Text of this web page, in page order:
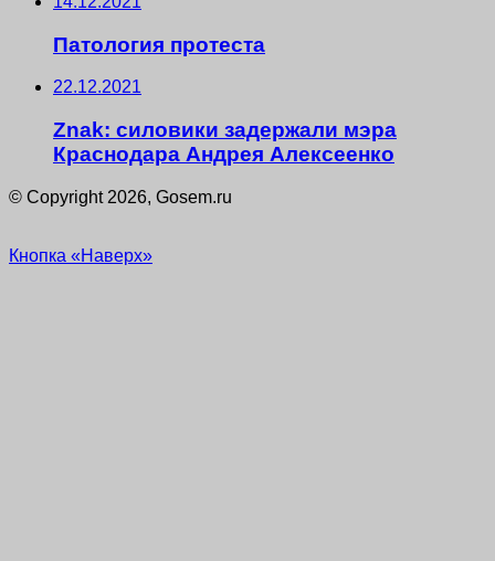
Патология протеста
22.12.2021
Znak: силовики задержали мэра
Краснодара Андрея Алексеенко
© Copyright 2026, Gosem.ru
Кнопка «Наверх»